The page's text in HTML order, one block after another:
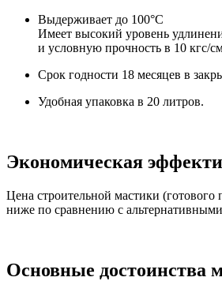
Выдерживает до 100°C
Имеет высокий уровень
и условную прочность в 10 кгс/
Срок годности 18 месяцев в
Удобная упаковка в 20 литров.
Экономическая
Цена строительной мастики (готового
ниже по сравнению с
Основные достоинства